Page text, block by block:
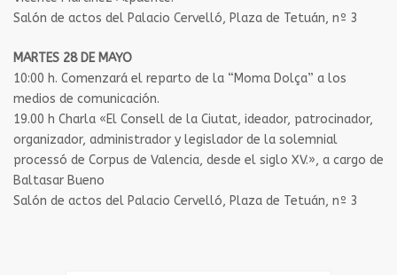
Salón de actos del Palacio Cervelló, Plaza de Tetuán, nº 3
MARTES 28 DE MAYO
10:00 h. Comenzará el reparto de la “Moma Dolça” a los
medios de comunicación.
19.00 h Charla «El Consell de la Ciutat, ideador, patrocinador,
organizador, administrador y legislador de la solemnial
processó de Corpus de Valencia, desde el siglo XV.», a cargo de
Baltasar Bueno
Salón de actos del Palacio Cervelló, Plaza de Tetuán, nº 3